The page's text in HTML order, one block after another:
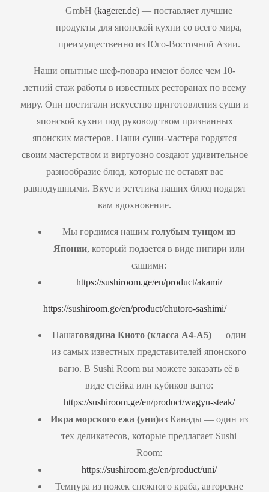
GmbH (kagerer.de) — поставляет лучшие
продукты для японской кухни со всего мира,
преимущественно из Юго-Восточной Азии.
Наши опытные шеф-повара имеют более чем 10-
летний стаж работы в известных ресторанах по всему
миру. Они постигали искусство приготовления суши и
японской кухни под руководством признанных
японских мастеров. Наши суши-мастера гордятся
своим мастерством и виртуозно создают удивительное
разнообразие блюд, которые не оставят вас
равнодушными. Вкус и эстетика наших блюд подарят
вам вдохновение.
Мы гордимся нашим голубым тунцом из
Японии, который подается в виде нигири или
сашими:
https://sushiroom.ge/en/product/akami/
https://sushiroom.ge/en/product/chutoro-sashimi/
Нашаговядина Киото (класса A4-A5)— один
из самых известных представителей японского
вагю. В Sushi Room вы можете заказать её в
виде стейка или кубиков вагю:
https://sushiroom.ge/en/product/wagyu-steak/
Икра морского ежа (уни)из Канады — один из
тех деликатесов, которые предлагает Sushi
Room:
https://sushiroom.ge/en/product/uni/
Темпура из ножек снежного краба, авторские